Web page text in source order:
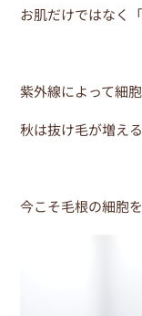
k
お肌だけではなく
紫外線によって細
秋は抜け毛が増え
今こそ毛根の細胞